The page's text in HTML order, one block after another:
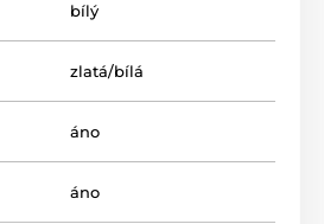
bílý
zlatá/bílá
áno
áno